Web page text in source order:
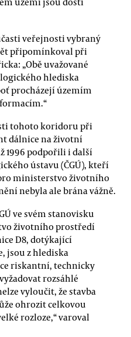
veřejnosti vybraný
připomínkoval při
„Obě uvažované
hlediska
procházejí územím
tohoto koridoru při
dálnice na životní
1996 podpořili i další
ústavu (ČGÚ), kteří
ministerstvo životního
nebyla ale brána vážně.
ve svém stanovisku
životního prostředí
D8, dotýkající
jsou z hlediska
riskantní, technicky
rozsáhlé
vyloučit, že stavba
ohrozit celkovou
rozloze,“ varoval